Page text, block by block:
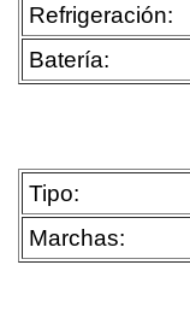
Refrigeración:
Batería:
Tipo:
Marchas: